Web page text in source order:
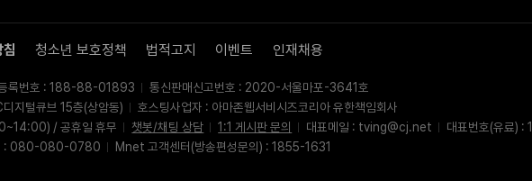
청소년 보호정책 법적고지 이벤트 인재채용
록번호 : 188-88-01893
통신판매신고번호 : 2020-서울마포-3641호
지털큐브 15층(상암동)
호스팅사업자 : 아마존웹서비시즈코리아 유한책임회사
/ 공휴일 휴무
챗봇/채팅 상담 1:1 게시판 문의 대표메일 : tving@cj.net
대표번호(유료)
) : 080-080-0780
Mnet 고객센터(방송편성문의) : 1855-1631